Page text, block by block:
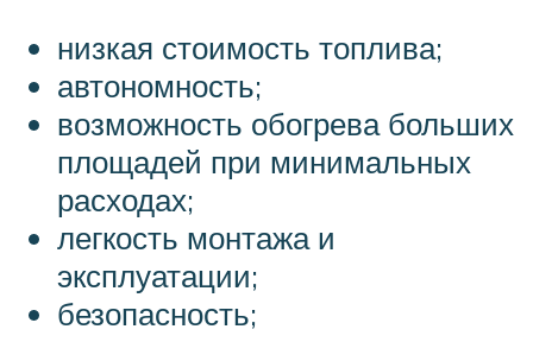
низкая стоимость топлива;
автономность;
возможность обогрева больших
площадей при минимальных
расходах;
легкость монтажа и
эксплуатации;
безопасность;